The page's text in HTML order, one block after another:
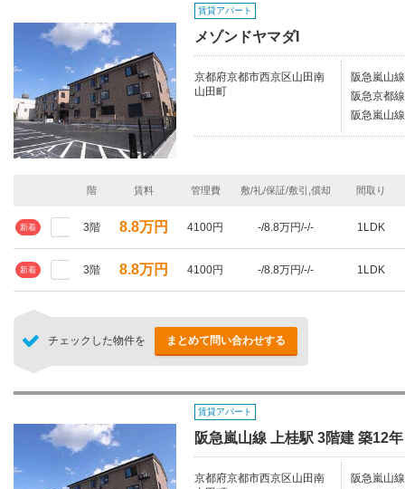
賃貸アパート
メゾンドヤマダI
京都府京都市西京区山田南
山田町
阪急嵐山
阪急京都
阪急嵐山
階 賃料 管理費 敷/礼/保証/敷引,償却 間取り
新着 3階 8.8万円 4100円 -/8.8万円/-/- 1LDK
新着 3階 8.8万円 4100円 -/8.8万円/-/- 1LDK
チェックした物件を まとめて問い合わせする
賃貸アパート
阪急嵐山線 上桂駅 3階建 築12年
京都府京都市西京区山田南
阪急嵐山